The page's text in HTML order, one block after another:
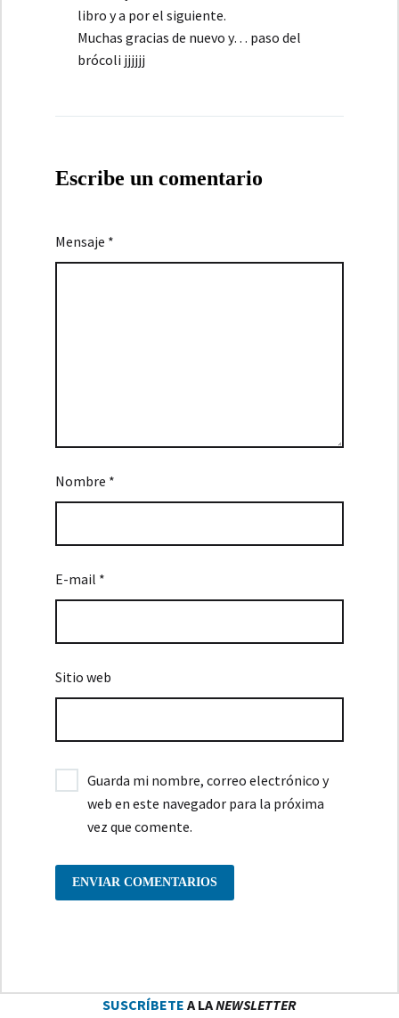
libro y a por el siguiente.
Muchas gracias de nuevo y… paso del
brócoli jjjjjj
Escribe un comentario
Mensaje *
Nombre *
E-mail *
Sitio web
Guarda mi nombre, correo electrónico y
web en este navegador para la próxima
vez que comente.
ENVIAR COMENTARIOS
SUSCRÍBETE A LANEWSLETTER